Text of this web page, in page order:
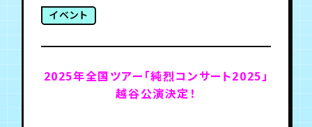
チケット
イベント
2025年全国ツアー 「純烈コンサート2025」
越谷公演決定！